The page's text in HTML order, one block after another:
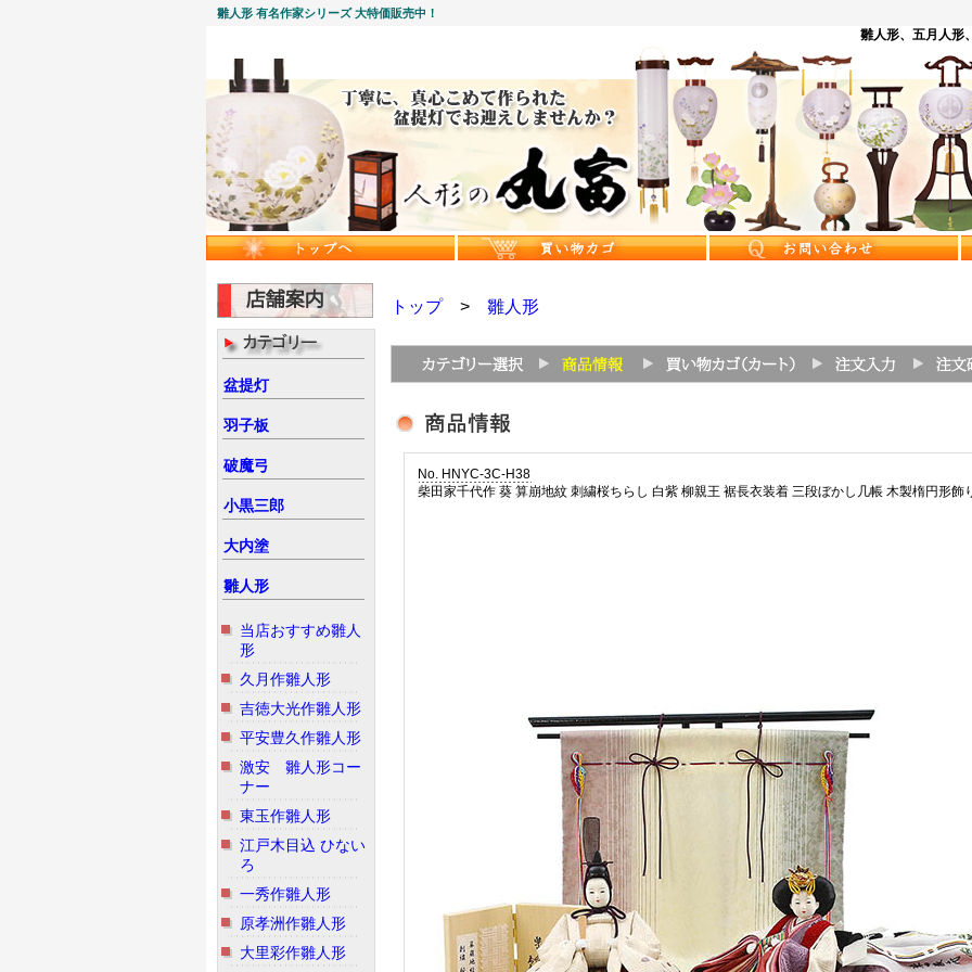
雛人形 有名作家シリーズ 大特価販売中！
雛人形、五月人形
盆提灯
羽子板
破魔弓
小黒三郎
大内塗
雛人形
当店おすすめ雛人
形
久月作雛人形
吉徳大光作雛人形
平安豊久作雛人形
激安 雛人形コー
ナー
東玉作雛人形
江戸木目込 ひない
ろ
一秀作雛人形
原孝洲作雛人形
大里彩作雛人形
トップ> 雛人形
No. HNYC-3C-H38
柴田家千代作 葵 算崩地紋 刺繍桜ちらし 白紫 柳親王 裾長衣装着 三段ぼかし几帳 木製楕円形飾